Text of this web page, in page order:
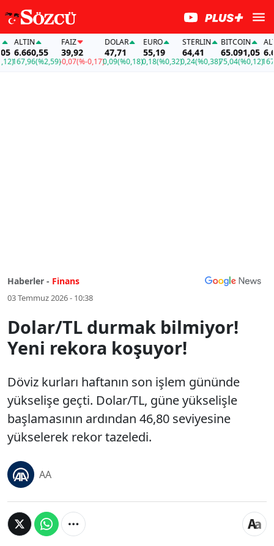
ALTIN
6.660,55
167,96(%2,59)
FAİZ
39,92
-0,07(%-0,17)
DOLAR
47,71
0,09(%0,18)
EURO
55,19
0,18(%0,32)
STERLIN
64,41
0,24(%0,38)
BITCOIN
65.091,05
75,04(%0,12)
Haberler - Finans
03 Temmuz 2026 - 10:38
Dolar/TL durmak bilmiyor!
Yeni rekora koşuyor!
Döviz kurları haftanın son işlem gününde
yükselişe geçti. Dolar/TL, güne yükselişle
başlamasının ardından 46,80 seviyesine
yükselerek rekor tazeledi.
AA